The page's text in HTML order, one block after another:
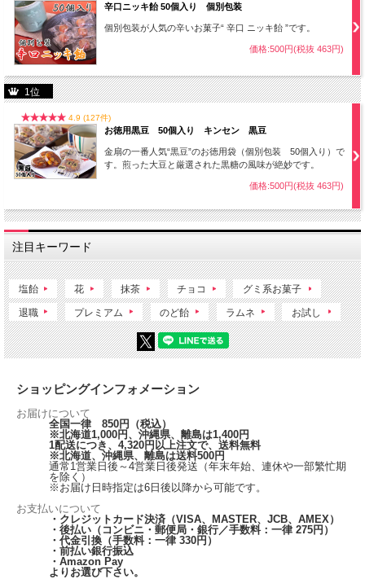
も欠けたり割れたりすることがございます。
必ず50個より少し多めに入れさせていただいておりますので、ご理解の程よろしく
お願いいたします。
辛口ニッキ飴 50個入り 個別包装
個別包装が人気の辛いお菓子“ 辛口 ニッキ飴 ”です。
価格:500円(税抜 463円)
1位
4.9 (127件)
お徳用黒豆 50個入り キンセン 黒豆
金扇の一番人気“黒豆”のお徳用袋（個別包装 50個入り）で
す。煎った大豆と厳選された黒糖の風味が絶妙です。
価格:500円(税抜 463円)
注目キーワード
塩飴 花 抹茶 チョコ グミ系お菓子
退職 プレミアム のど飴 ラムネ お試し
ショッピングインフォメーション
お届けについて
全国一律 850円（税込）
※北海道1,000円、沖縄県、離島は1,400円
1配送につき、4,320円以上注文で、送料無料
※北海道、沖縄県、離島は送料500円
通常1営業日後～4営業日後発送（年末年始、連休や一部繁忙期
を除く）
※お届け日時指定は6日後以降から可能です。
お支払いについて
・クレジットカード決済（VISA、MASTER、JCB、AMEX）
・後払い（コンビニ・郵便局・銀行／手数料：一律 275円）
・代金引換（手数料：一律 330円）
・前払い銀行振込
・Amazon Pay
よりお選び下さい。